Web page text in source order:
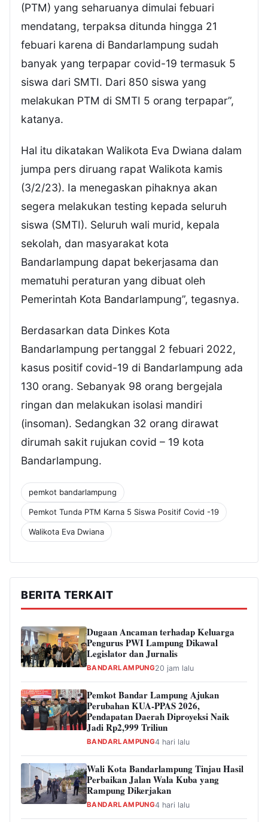
(PTM) yang seharuanya dimulai febuari
mendatang, terpaksa ditunda hingga 21
febuari karena di Bandarlampung sudah
banyak yang terpapar covid-19 termasuk 5
siswa dari SMTI. Dari 850 siswa yang
melakukan PTM di SMTI 5 orang terpapar”,
katanya.
Hal itu dikatakan Walikota Eva Dwiana dalam
jumpa pers diruang rapat Walikota kamis
(3/2/23). Ia menegaskan pihaknya akan
segera melakukan testing kepada seluruh
siswa (SMTI). Seluruh wali murid, kepala
sekolah, dan masyarakat kota
Bandarlampung dapat bekerjasama dan
mematuhi peraturan yang dibuat oleh
Pemerintah Kota Bandarlampung”, tegasnya.
Berdasarkan data Dinkes Kota
Bandarlampung pertanggal 2 febuari 2022,
kasus positif covid-19 di Bandarlampung ada
130 orang. Sebanyak 98 orang bergejala
ringan dan melakukan isolasi mandiri
(insoman). Sedangkan 32 orang dirawat
dirumah sakit rujukan covid – 19 kota
Bandarlampung.
pemkot bandarlampung
Pemkot Tunda PTM Karna 5 Siswa Positif Covid -19
Walikota Eva Dwiana
BERITA TERKAIT
Dugaan Ancaman terhadap Keluarga
Pengurus PWI Lampung Dikawal
Legislator dan Jurnalis
BANDARLAMPUNG20 jam lalu
Pemkot Bandar Lampung Ajukan
Perubahan KUA-PPAS 2026,
Pendapatan Daerah Diproyeksi Naik
Jadi Rp2,999 Triliun
BANDARLAMPUNG4 hari lalu
Wali Kota Bandarlampung Tinjau Hasil
Perbaikan Jalan Wala Kuba yang
Rampung Dikerjakan
BANDARLAMPUNG4 hari lalu